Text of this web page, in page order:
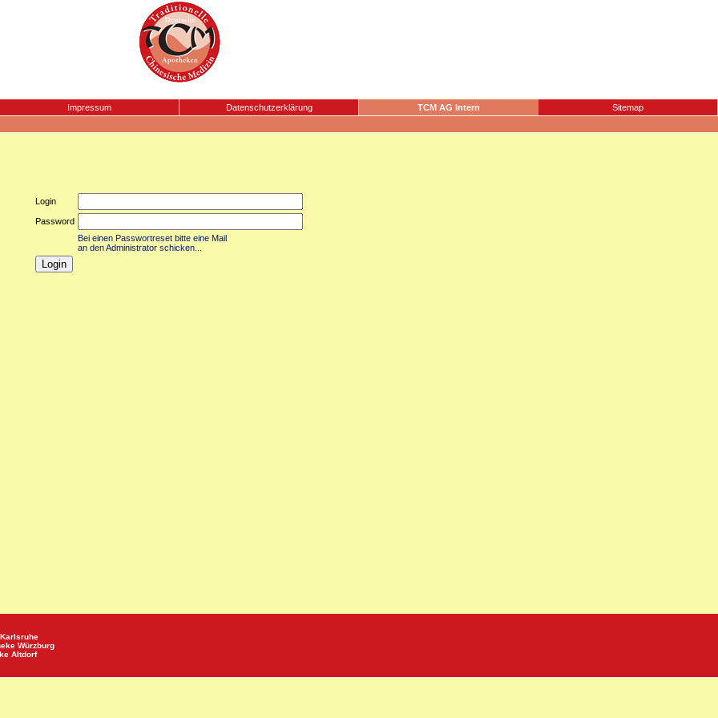
Impressum Datenschutzerklärung TCM AG Intern
Sitemap
Login
Password
Bei einen Passwortreset bitte eine Mail
an den Administrator schicken...
Karlsruhe
Würzburg
Altdorf